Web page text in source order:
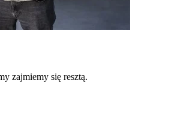
zajmiemy się resztą.